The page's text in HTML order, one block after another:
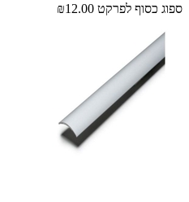
ספוג כסוף לפרקט ₪12.00